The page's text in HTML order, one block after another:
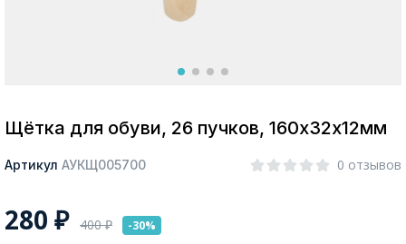
Изменить город
Щётка для обуви, 26 пучков, 160х32х12мм
Артикул АУКЩ005700 0 отзывов
280 ₽ 400₽ -30%